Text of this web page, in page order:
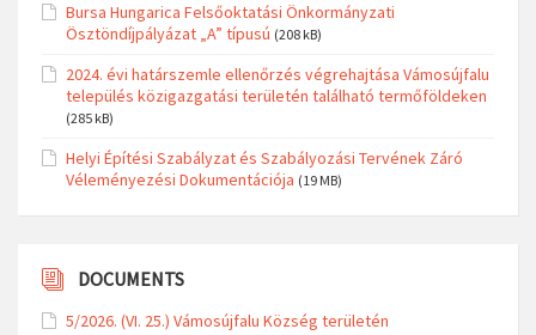
Bursa Hungarica Felsőoktatási Önkormányzati
Ösztöndíjpályázat „A” típusú (208 kB)
2024. évi határszemle ellenőrzés végrehajtása Vámosújfalu
település közigazgatási területén található termőföldeken
(285 kB)
Helyi Építési Szabályzat és Szabályozási Tervének Záró
Véleményezési Dokumentációja (19 MB)
DOCUMENTS
5/2026. (VI. 25.) Vámosújfalu Község területén